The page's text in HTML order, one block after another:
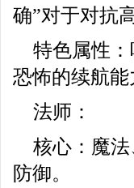
确”对于对抗
特色属性
恐怖的续航能
法师：
核心：魔
防御。